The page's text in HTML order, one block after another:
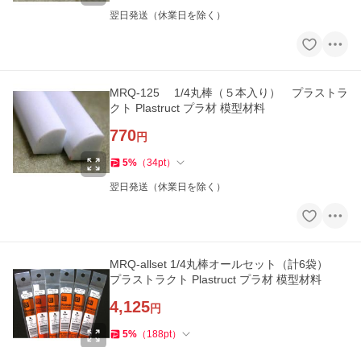
翌日発送（休業日を除く）
MRQ-125 1/4丸棒（５本入り） プラストラ
クト Plastruct プラ材 模型材料
770円
5% （34pt）
翌日発送（休業日を除く）
MRQ-allset 1/4丸棒オールセット（計6袋）
プラストラクト Plastruct プラ材 模型材料
4,125円
5% （ 188pt）